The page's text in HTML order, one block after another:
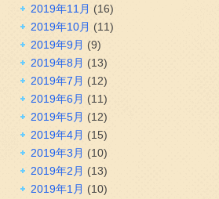
2019年11月 (16)
2019年10月 (11)
2019年9月 (9)
2019年8月 (13)
2019年7月 (12)
2019年6月 (11)
2019年5月 (12)
2019年4月 (15)
2019年3月 (10)
2019年2月 (13)
2019年1月 (10)